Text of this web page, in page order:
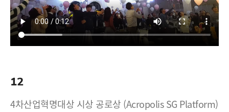
12
4차산업혁명대상 시상 공로상 (Acropolis SG Platform)